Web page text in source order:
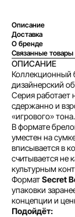
Описание
Доставка
О бренде
Связанные товары
ОПИСАНИЕ
Коллекционный
дизайнерский
Серия работает
сдержанно и
«игрового» тона.
В формате
уместен на
вписывается в
считывается не
культурным
ФорматSecret
упаковки
концепции и
Подойдёт:
картой
Оплата
сегодня
25%